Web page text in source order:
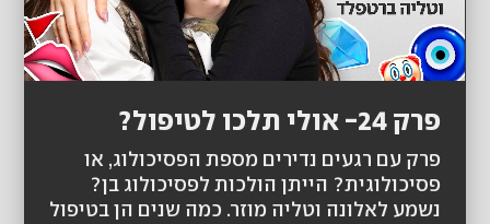
פרק 24- אולי תלכו לטיפול?
פרק עם רגעים נדירים מספת הפסיכולוג, או
פסיכולוגית? הייתן הולכות לפסיכולוג בן?
נשמע לאלונה וטליה מוזר. כמה שנים הן בטיפול